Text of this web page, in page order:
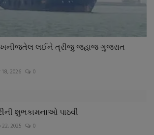
ખનીજતેલ લઈને ત્રીજુ જહાજ ગુજરાત
18, 2026 0
શુભકામનાઓ પાઠવી
22, 2025 0